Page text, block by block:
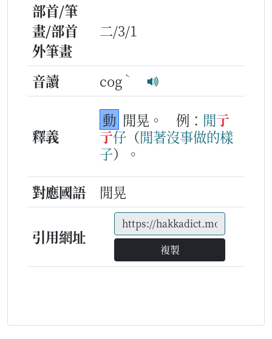
部首/筆
畫/部首
外筆畫
二/3/1
音讀 cog ˋ
釋義
動 閒晃。 例： 閒亍
亍仔 （閒著沒事做的樣
子）。
對應國語
閒晃
引用網址
複製